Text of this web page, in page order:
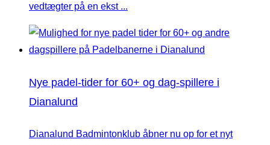
vedtægter på en ekst ...
Nye padel-tider for 60+ og dag-spillere i
Dianalund
Dianalund Badmintonklub åbner nu op for et nyt